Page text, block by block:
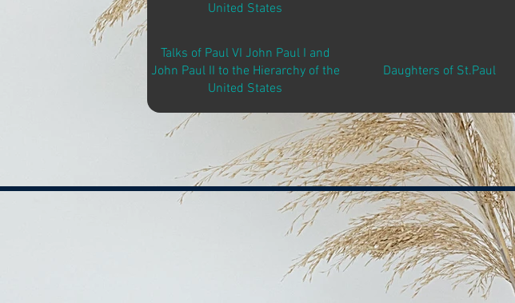
United States
Talks of Paul VI John Paul I and
John Paul II to the Hierarchy of the
United States
Daughters of St.Paul